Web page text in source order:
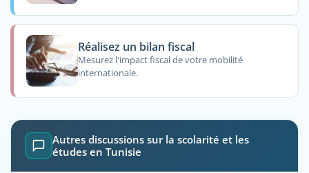
Réalisez un bilan fiscal
Mesurez l'impact fiscal de votre mobilité
internationale.
Autres discussions sur la scolarité et les
études en Tunisie